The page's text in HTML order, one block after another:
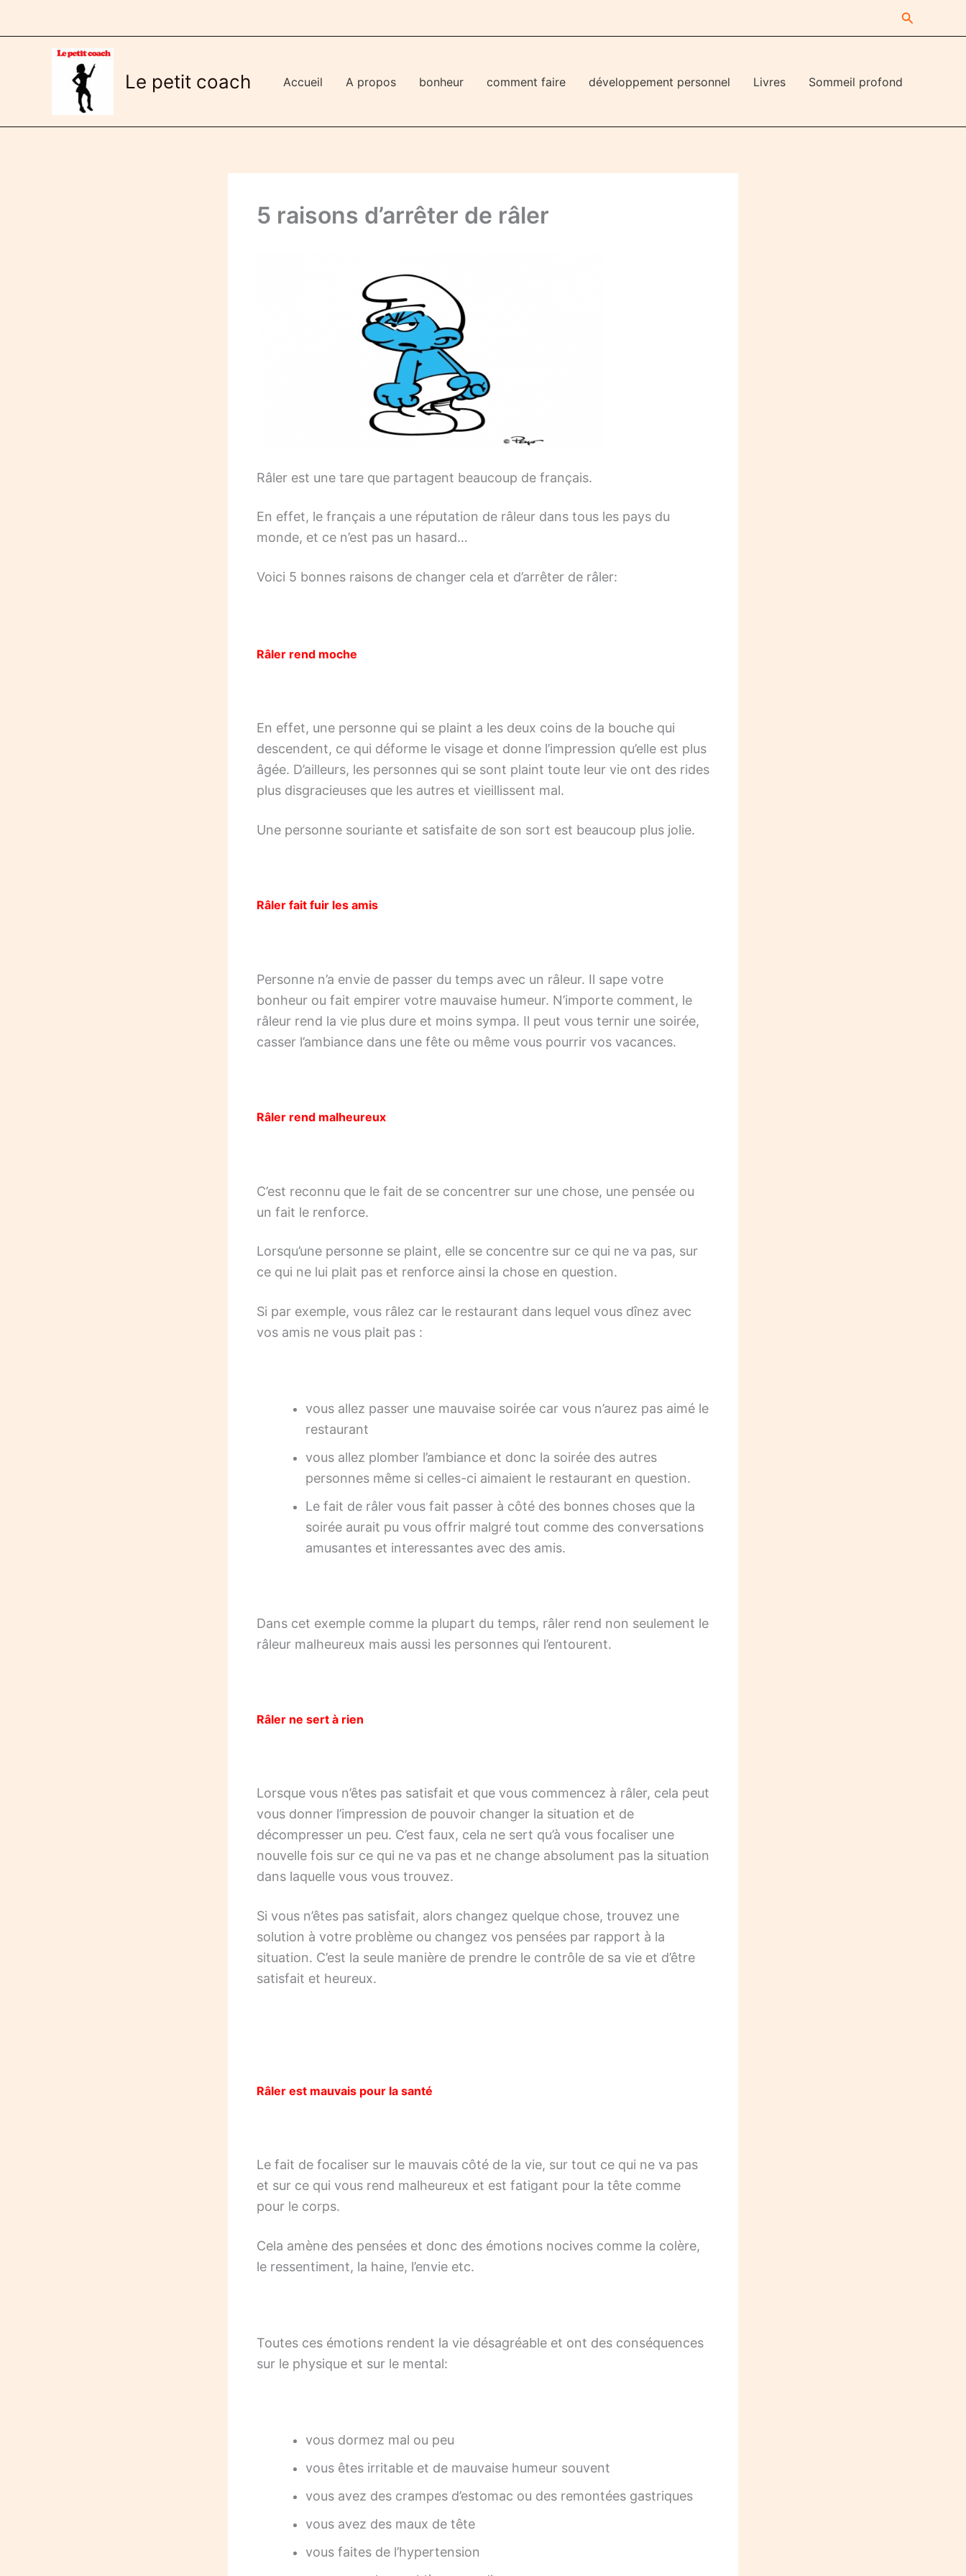
Le petit coach Accueil A propos bonheur comment faire développement personnel Livres Sommeil profond
5 raisons d’arrêter de râler
Râler est une tare que partagent beaucoup de français.
En effet, le français a une réputation de râleur dans tous les pays du
monde, et ce n’est pas un hasard…
Voici 5 bonnes raisons de changer cela et d’arrêter de râler:
Râler rend moche
En effet, une personne qui se plaint a les deux coins de la bouche qui
descendent, ce qui déforme le visage et donne l’impression qu’elle est plus
âgée. D’ailleurs, les personnes qui se sont plaint toute leur vie ont des rides
plus disgracieuses que les autres et vieillissent mal.
Une personne souriante et satisfaite de son sort est beaucoup plus jolie.
Râler fait fuir les amis
Personne n’a envie de passer du temps avec un râleur. Il sape votre
bonheur ou fait empirer votre mauvaise humeur. N’importe comment, le
râleur rend la vie plus dure et moins sympa. Il peut vous ternir une soirée,
casser l’ambiance dans une fête ou même vous pourrir vos vacances.
Râler rend malheureux
C’est reconnu que le fait de se concentrer sur une chose, une pensée ou
un fait le renforce.
Lorsqu’une personne se plaint, elle se concentre sur ce qui ne va pas, sur
ce qui ne lui plait pas et renforce ainsi la chose en question.
Si par exemple, vous râlez car le restaurant dans lequel vous dînez avec
vos amis ne vous plait pas :
vous allez passer une mauvaise soirée car vous n’aurez pas aimé le
restaurant
vous allez plomber l’ambiance et donc la soirée des autres
personnes même si celles-ci aimaient le restaurant en question.
Le fait de râler vous fait passer à côté des bonnes choses que la
soirée aurait pu vous offrir malgré tout comme des conversations
amusantes et interessantes avec des amis.
Dans cet exemple comme la plupart du temps, râler rend non seulement le
râleur malheureux mais aussi les personnes qui l’entourent.
Râler ne sert à rien
Lorsque vous n’êtes pas satisfait et que vous commencez à râler, cela peut
vous donner l’impression de pouvoir changer la situation et de
décompresser un peu. C’est faux, cela ne sert qu’à vous focaliser une
nouvelle fois sur ce qui ne va pas et ne change absolument pas la situation
dans laquelle vous vous trouvez.
Si vous n’êtes pas satisfait, alors changez quelque chose, trouvez une
solution à votre problème ou changez vos pensées par rapport à la
situation. C’est la seule manière de prendre le contrôle de sa vie et d’être
satisfait et heureux.
Râler est mauvais pour la santé
Le fait de focaliser sur le mauvais côté de la vie, sur tout ce qui ne va pas
et sur ce qui vous rend malheureux et est fatigant pour la tête comme
pour le corps.
Cela amène des pensées et donc des émotions nocives comme la colère,
le ressentiment, la haine, l’envie etc.
Toutes ces émotions rendent la vie désagréable et ont des conséquences
sur le physique et sur le mental:
vous dormez mal ou peu
vous êtes irritable et de mauvaise humeur souvent
vous avez des crampes d’estomac ou des remontées gastriques
vous avez des maux de tête
vous faites de l’hypertension